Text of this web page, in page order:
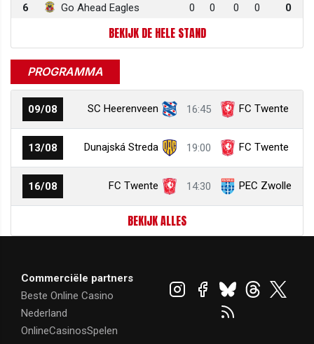
6
Go Ahead Eagles 0 0 0 0 0
BEKIJK DE HELE STAND
PROGRAMMA
09/08 SC Heerenveen 16:45 FC Twente
13/08 Dunajská Streda 19:00 FC Twente
16/08 FC Twente 14:30 PEC Zwolle
BEKIJK ALLES
Commerciële partners
Beste Online Casino
Nederland
OnlineCasinosSpelen